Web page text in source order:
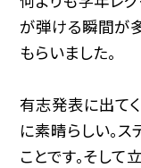
が弾ける瞬間が
もらいました。
有志発表に出て
に素晴らしい。
ことです。そして